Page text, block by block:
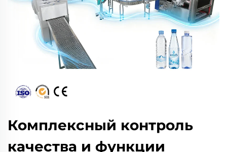
Комплексный контроль
качества и функции